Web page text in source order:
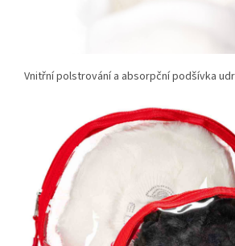
Vnitřní polstrování a absorpční podšívka